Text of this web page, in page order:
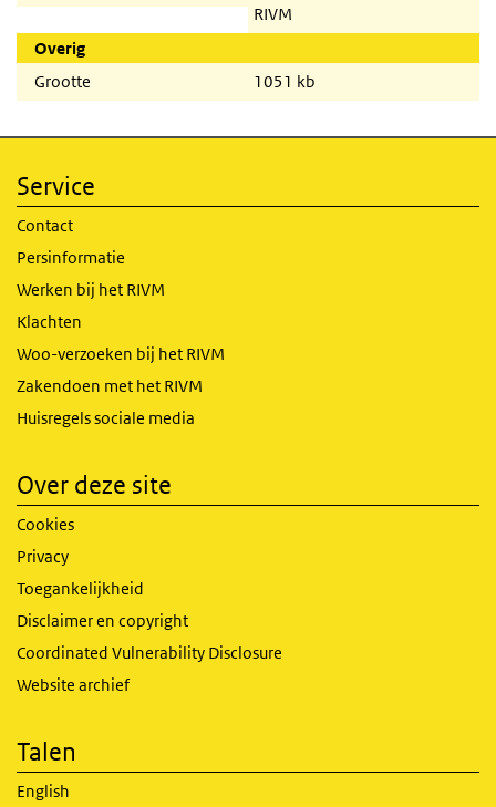
RIVM
Overig
Grootte
1051 kb
Service
Contact
Persinformatie
Werken bij het RIVM
Klachten
Woo-verzoeken bij het RIVM
Zakendoen met het RIVM
Huisregels sociale media
Over deze site
Cookies
Privacy
Toegankelijkheid
Disclaimer en copyright
Coordinated Vulnerability Disclosure
Website archief
Talen
English